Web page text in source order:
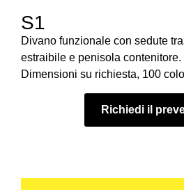
S1
Divano funzionale con sedute
estraibile e penisola contenitore.
Dimensioni su richiesta, 100
Richiedi il